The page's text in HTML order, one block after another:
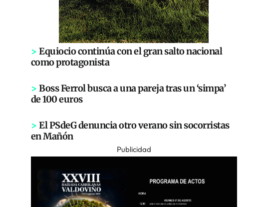
> Equiocio continúa con el gran salto nacional
como protagonista
> Boss Ferrol busca a una pareja tras un ‘simpa’
de 100 euros
> El PSdeG denuncia otro verano sin socorristas
en Mañón
Publicidad